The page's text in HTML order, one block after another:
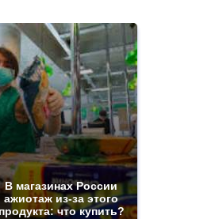
В магазинах России
ажиотаж из-за этого
продукта: что купить?